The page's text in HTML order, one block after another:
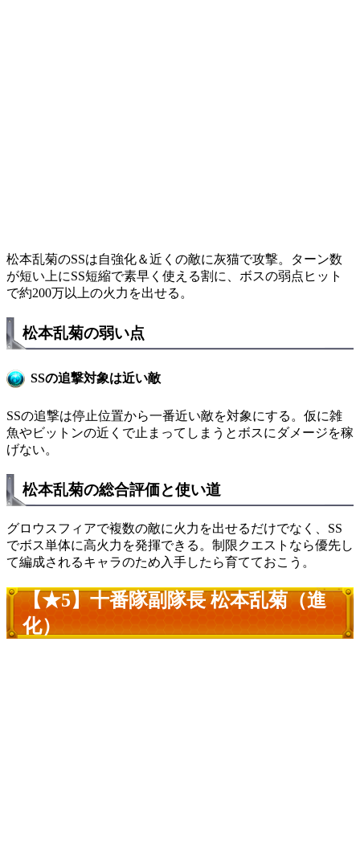
松本乱菊のSSは自強化＆近くの敵に灰猫で攻撃。ターン数
が短い上にSS短縮で素早く使える割に、ボスの弱点ヒット
で約200万以上の火力を出せる。
松本乱菊の弱い点
SSの追撃対象は近い敵
SSの追撃は停止位置から一番近い敵を対象にする。仮に雑
魚やビットンの近くで止まってしまうとボスにダメージを稼
げない。
松本乱菊の総合評価と使い道
グロウスフィアで複数の敵に火力を出せるだけでなく、SS
でボス単体に高火力を発揮できる。制限クエストなら優先し
て編成されるキャラのため入手したら育てておこう。
【★5】十番隊副隊長 松本乱菊（進
化）